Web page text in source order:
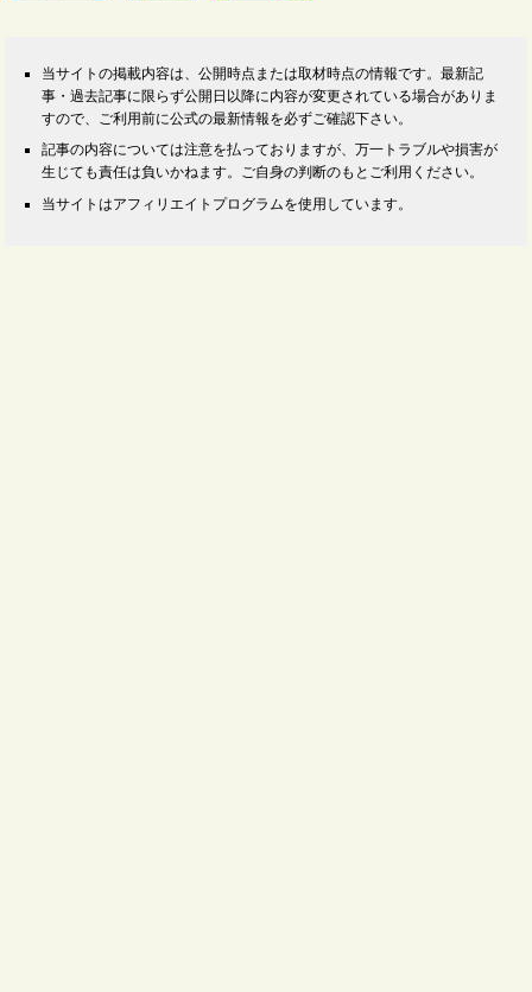
当サイトの掲載内容は、公開時点または取材時点の情報です。最新記
事・過去記事に限らず公開日以降に内容が変更されている場合がありま
すので、ご利用前に公式の最新情報を必ずご確認下さい。
記事の内容については注意を払っておりますが、万一トラブルや損害が
生じても責任は負いかねます。ご自身の判断のもとご利用ください。
当サイトはアフィリエイトプログラムを使用しています。